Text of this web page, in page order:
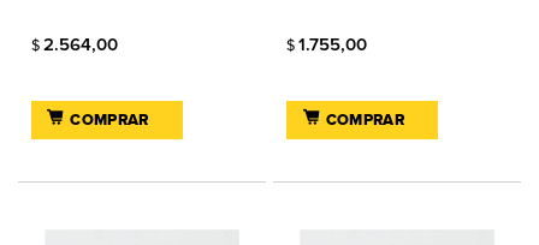
$ 2.564,00
COMPRAR
$1.755,00
COMPRAR